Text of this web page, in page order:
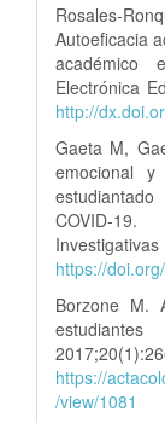
Rosales-
Autoeficacia
académico
Electrónica
http://
Gaeta M,
emocional
COVID-19.
https://
Borzone M.
https://
/view/1081